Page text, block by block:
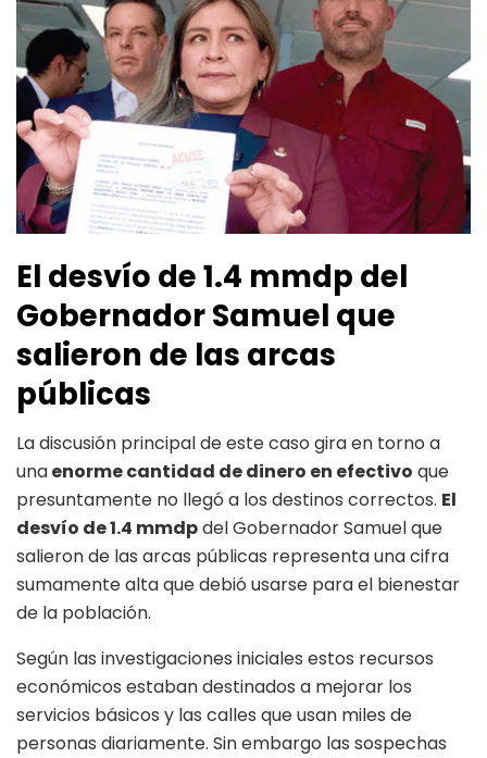
El desvío de 1.4 mmdp del
Gobernador Samuel que
salieron de las arcas
públicas
La discusión principal de este caso gira en torno a
unaenorme cantidad de dinero en efectivo que
presuntamente no llegó a los destinos correctos. El
desvío de 1.4 mmdpdel Gobernador Samuel que
salieron de las arcas públicas representa una cifra
sumamente alta que debió usarse para el bienestar
de la población.
Según las investigaciones iniciales estos recursos
económicos estaban destinados a mejorar los
servicios básicos y las calles que usan miles de
personas diariamente. Sin embargo las sospechas